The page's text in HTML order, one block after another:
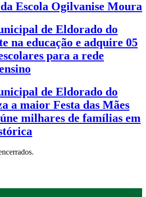
Escola Ogilvanise Moura
de Eldorado do
na educação e adquire 05
para a rede
de Eldorado do
a maior Festa das Mães
milhares de famílias em